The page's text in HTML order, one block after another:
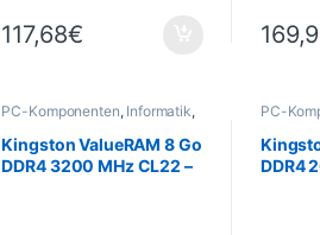
117,68€
PC-Komponenten, Informatik,
PC-Speicher
Kingston ValueRAM 8 Go
DDR4 3200 MHz CL22 –
PC-
PC-
DDR4